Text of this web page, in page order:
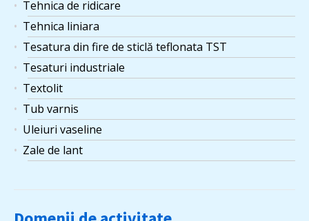
Tehnica de ridicare
Tehnica liniara
Tesatura din fire de sticlă teflonata TST
Tesaturi industriale
Textolit
Tub varnis
Uleiuri vaseline
Zale de lant